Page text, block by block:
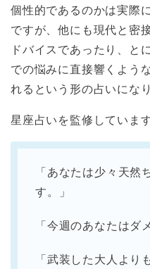
個性的であるのかは実際
ですが、他にも現代と密
ドバイスであったり、と
での悩みに直接響くよう
れるという形の占いにな
星座占いを監修しています
「あなたは少々天然
す。」
「今週のあなたはダ
「武装した大人より